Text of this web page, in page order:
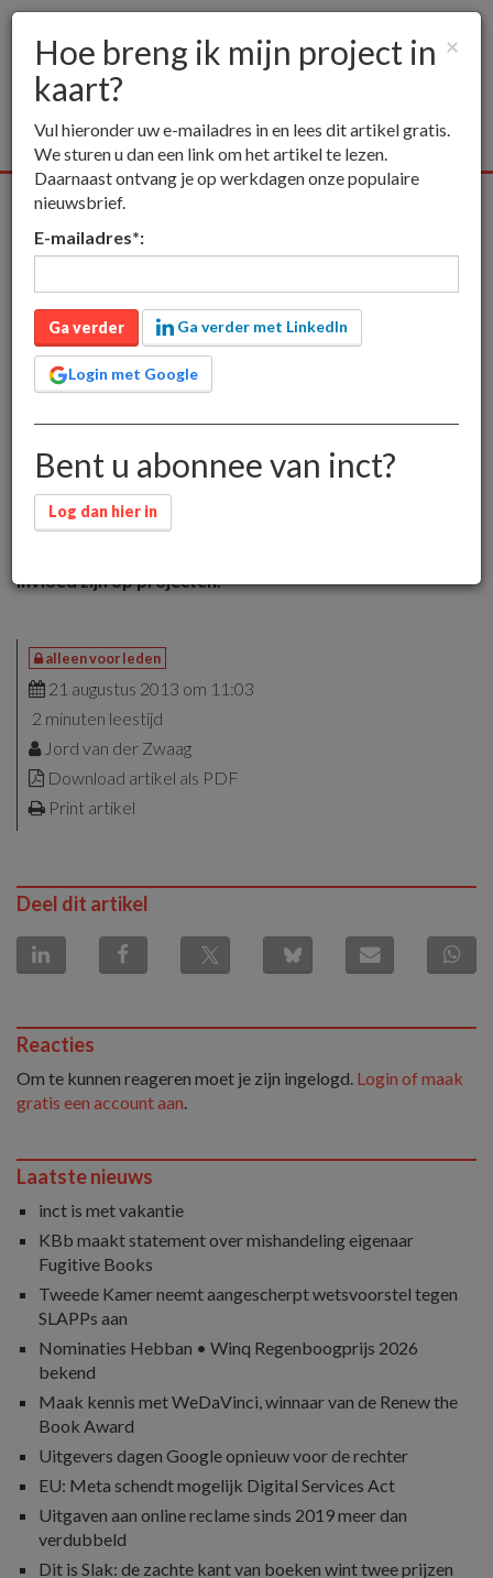
Alle media Publieksmedia
Hoe breng ik mijn project
in kaart?
met hun omgeving, bestaan niet. Er is altijd een
omgeving waarin het project zich afspeelt. Deze
omgeving heeft direct of indirect invloed op het
projectverloop en resultaat. Dit artikel beschrijft
invloed zijn op projecten.
alleen voor leden
21 augustus 2013 om 11:03
2 minuten leestijd
Jord van der Zwaag
Download artikel als PDF
Print artikel
Deel dit artikel
Reacties
Om te kunnen reageren moet je zijn ingelogd. Login of maak
gratis een account aan.
Laatste nieuws
inct is met vakantie
KBb maakt statement over mishandeling eigenaar
Fugitive Books
Tweede Kamer neemt aangescherpt wetsvoorstel tegen
SLAPPs aan
Nominaties Hebban • Winq Regenboogprijs 2026
bekend
Maak kennis met WeDaVinci, winnaar van de Renew the
Book Award
Uitgevers dagen Google opnieuw voor de rechter
EU: Meta schendt mogelijk Digital Services Act
Uitgaven aan online reclame sinds 2019 meer dan
verdubbeld
Dit is Slak: de zachte kant van boeken wint twee prijzen
×
Hoe breng ik mijn project in
kaart?
Vul hieronder uw e-mailadres in en lees dit artikel gratis.
We sturen u dan een link om het artikel te lezen.
Daarnaast ontvang je op werkdagen onze populaire
nieuwsbrief.
E-mailadres*:
Ga verder Ga verder met LinkedIn
Login met Google
Bent u abonnee van inct?
Log dan hier in